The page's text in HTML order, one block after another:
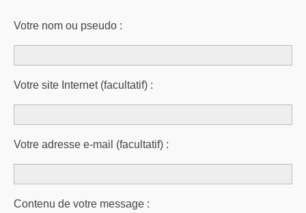
Votre nom ou pseudo :
Votre site Internet (facultatif) :
Votre adresse e-mail (facultatif) :
Contenu de votre message :